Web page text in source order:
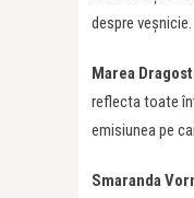
despre veşnicie.
Marea
reflecta toate
emisiunea pe
Smaranda